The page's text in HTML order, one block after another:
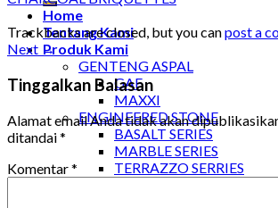
Home
Tentang Kami
Produk Kami
GENTENG ASPAL
GAF
MAXXI
ENGINEERED STONE
BASALT SERIES
MARBLE SERIES
TERRAZZO SERRIES
Trackbacks are closed, but you canpost a
Next →
Tinggalkan Balasan
Alamat email Anda tidak akan
ditandai*
Komentar*